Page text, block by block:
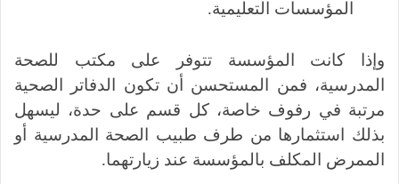
المؤسسات التعليمية.
وإذا كانت المؤسسة تتوفر على مكتب للصحة
المدرسية، فمن المستحسن أن تكون الدفاتر الصحية
مرتبة في رفوف خاصة، كل قسم على حدة، ليسهل
بذلك استثمارها من طرف طبيب الصحة المدرسية أو
الممرض المكلف بالمؤسسة عند زيارتهما.